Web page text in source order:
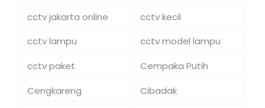
cctv jakarta online
cctv kecil
cctv lampu
cctv model lampu
cctv paket
Cempaka Putih
Cengkareng
Cibadak